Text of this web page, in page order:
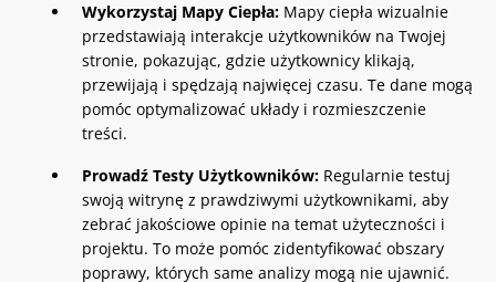
Wykorzystaj Mapy Ciepła: Mapy ciepła wizualnie
przedstawiają interakcje użytkowników na Twojej
stronie, pokazując, gdzie użytkownicy klikają,
przewijają i spędzają najwięcej czasu. Te dane mogą
pomóc optymalizować układy i rozmieszczenie
treści.
Prowadź Testy Użytkowników: Regularnie testuj
swoją witrynę z prawdziwymi użytkownikami, aby
zebrać jakościowe opinie na temat użyteczności i
projektu. To może pomóc zidentyfikować obszary
poprawy, których same analizy mogą nie ujawnić.